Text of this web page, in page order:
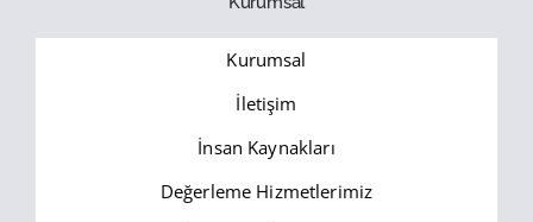
Kurumsal
İletişim
İnsan Kaynakları
Değerleme Hizmetlerimiz